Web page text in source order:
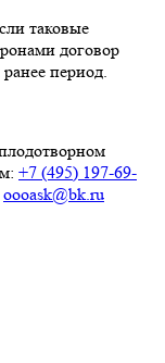
таковые
договор
период.
+7 (495) 197-69-
oooask@bk.ru